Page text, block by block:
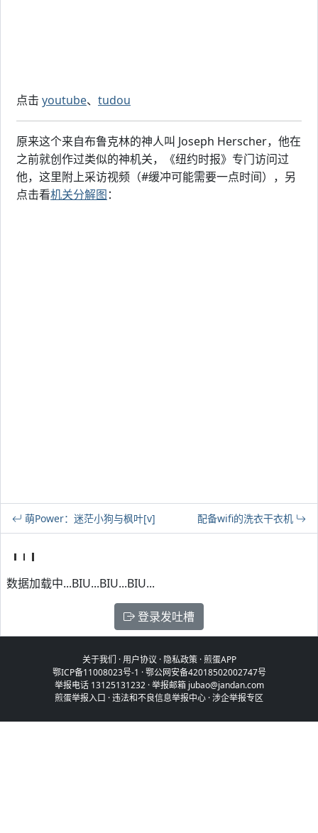
点击 youtube、 tudou
原来这个来自布鲁克林的神人叫 Joseph Herscher，他在
之前就创作过类似的神机关，《纽约时报》专门访问过
他，这里附上采访视频（#缓冲可能需要一点时间），另
点击看机关分解图：
萌Power：迷茫小狗与枫叶[v] 配备wifi的洗衣干衣机
数据加载中...BIU...BIU...BIU...
登录发吐槽
关于我们 ·用户协议 · 隐私政策·煎蛋APP
鄂ICP备11008023号-1 ·鄂公网安备42018502002747号
举报电话 13125131232 · 举报邮箱 jubao@jandan.com
煎蛋举报入口 ·违法和不良信息举报中心 ·涉企举报专区